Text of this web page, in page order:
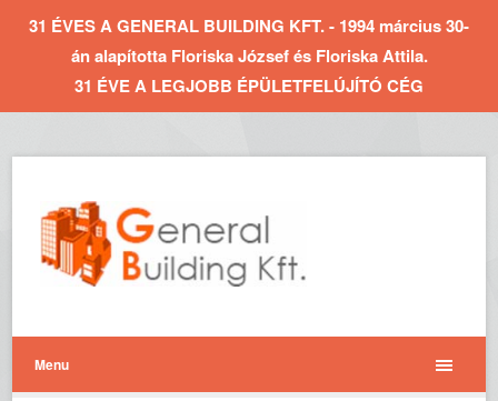
31 ÉVES A GENERAL BUILDING KFT. - 1994 március 30-
án alapította Floriska József és Floriska Attila.
31 ÉVE A LEGJOBB ÉPÜLETFELÚJÍTÓ CÉG
Menu